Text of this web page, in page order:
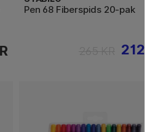
Pen 68 Fiberspids 20-pak
212 KR